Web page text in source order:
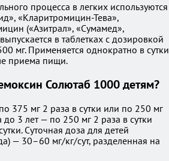
процесса в легких используются
«Кларитромицин-Тева»,
(«Азитрал», «Сумамед»,
в таблетках с дозировкой
мг. Применяется однократно в сутки
приема пищи.
Солютаб 1000 детям?
375 мг 2 раза в сутки или по 250 мг
до 3 лет — по 250 мг 2 раза в сутки
Суточная доза для детей
— 30–60 мг/кг/сут, разделенная на